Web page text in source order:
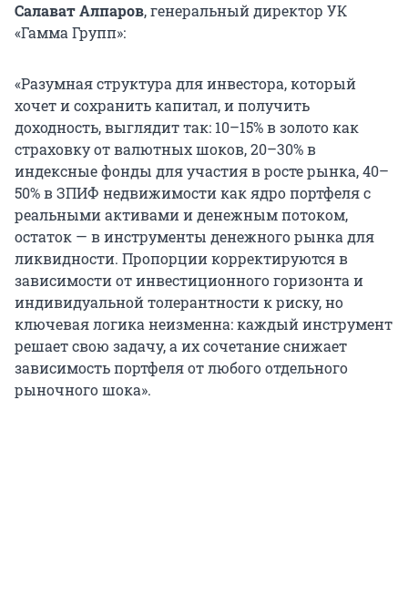
Салават Алпаров, генеральный директор УК
«Гамма Групп»:
«Разумная структура для инвестора, который
хочет и сохранить капитал, и получить
доходность, выглядит так: 10–15% в золото как
страховку от валютных шоков, 20–30% в
индексные фонды для участия в росте рынка, 40–
50% в ЗПИФ недвижимости как ядро портфеля с
реальными активами и денежным потоком,
остаток — в инструменты денежного рынка для
ликвидности. Пропорции корректируются в
зависимости от инвестиционного горизонта и
индивидуальной толерантности к риску, но
ключевая логика неизменна: каждый инструмент
решает свою задачу, а их сочетание снижает
зависимость портфеля от любого отдельного
рыночного шока».